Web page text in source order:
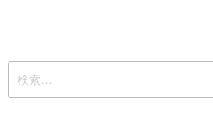
シ
ョ
索: